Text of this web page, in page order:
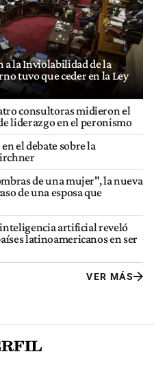
a la Inviolabilidad de la
tuvo que ceder en la Ley
consultoras midieron el
liderazgo en el peronismo
el debate sobre la
de una mujer", la nueva
de una esposa que
artificial reveló
latinoamericanos en ser
VER MÁS